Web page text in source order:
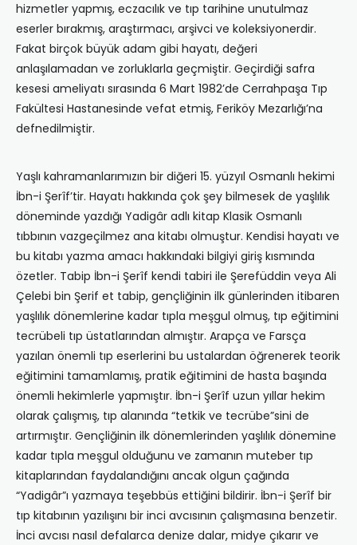
hizmetler yapmış, eczacılık ve tıp tarihine unutulmaz
eserler bırakmış, araştırmacı, arşivci ve koleksiyonerdir.
Fakat birçok büyük adam gibi hayatı, değeri
anlaşılamadan ve zorluklarla geçmiştir. Geçirdiği safra
kesesi ameliyatı sırasında 6 Mart 1982’de Cerrahpaşa Tıp
Fakültesi Hastanesinde vefat etmiş, Feriköy Mezarlığı’na
defnedilmiştir.
Yaşlı kahramanlarımızın bir diğeri 15. yüzyıl Osmanlı hekimi
İbn-i Şerîf’tir. Hayatı hakkında çok şey bilmesek de yaşlılık
döneminde yazdığı Yadigâr adlı kitap Klasik Osmanlı
tıbbının vazgeçilmez ana kitabı olmuştur. Kendisi hayatı ve
bu kitabı yazma amacı hakkındaki bilgiyi giriş kısmında
özetler. Tabip İbn-i Şerîf kendi tabiri ile Şerefüddin veya Ali
Çelebi bin Şerif et tabip, gençliğinin ilk günlerinden itibaren
yaşlılık dönemlerine kadar tıpla meşgul olmuş, tıp eğitimini
tecrübeli tıp üstatlarından almıştır. Arapça ve Farsça
yazılan önemli tıp eserlerini bu ustalardan öğrenerek teorik
eğitimini tamamlamış, pratik eğitimini de hasta başında
önemli hekimlerle yapmıştır. İbn-i Şerîf uzun yıllar hekim
olarak çalışmış, tıp alanında “tetkik ve tecrübe”sini de
artırmıştır. Gençliğinin ilk dönemlerinden yaşlılık dönemine
kadar tıpla meşgul olduğunu ve zamanın muteber tıp
kitaplarından faydalandığını ancak olgun çağında
“Yadigâr”ı yazmaya teşebbüs ettiğini bildirir. İbn-i Şerîf bir
tıp kitabının yazılışını bir inci avcısının çalışmasına benzetir.
İnci avcısı nasıl defalarca denize dalar, midye çıkarır ve